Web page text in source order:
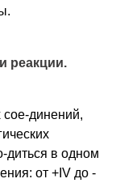
реакции.
динений,
диться в одном
от +IV до -